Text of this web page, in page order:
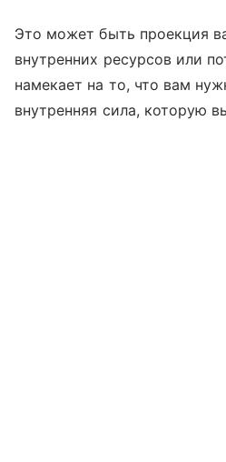
Это может быть проекция
внутренних ресурсов или
намекает на то, что вам
внутренняя сила, которую